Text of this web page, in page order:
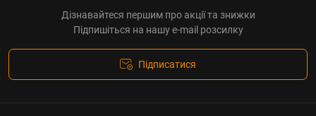
Дізнавайтеся першим про акції та знижки
Підпишіться на нашу e-mail розсилку
Підписатися